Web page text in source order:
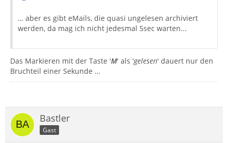
… aber es gibt eMails, die quasi ungelesen archiviert
werden, da mag ich nicht jedesmal 5sec warten...
Das Markieren mit der Taste 'M' als 'gelesen' dauert nur den
Bruchteil einer Sekunde …
Bastler
Gast